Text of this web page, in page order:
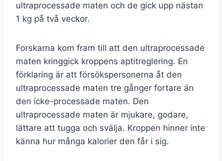
ultraprocessade maten och de gick upp nästan
1 kg på två veckor.
Forskarna kom fram till att den ultraprocessade
maten kringgick kroppens aptitreglering. En
förklaring är att försökspersonerna åt den
ultraprocessade maten tre gånger fortare än
den icke-processade maten. Den
ultraprocessade maten är mjukare, godare,
lättare att tugga och svälja. Kroppen hinner inte
känna hur många kalorier den får i sig.